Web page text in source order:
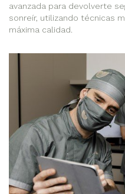
avanzada para devolverte
sonreír, utilizando técnicas
máxima calidad.